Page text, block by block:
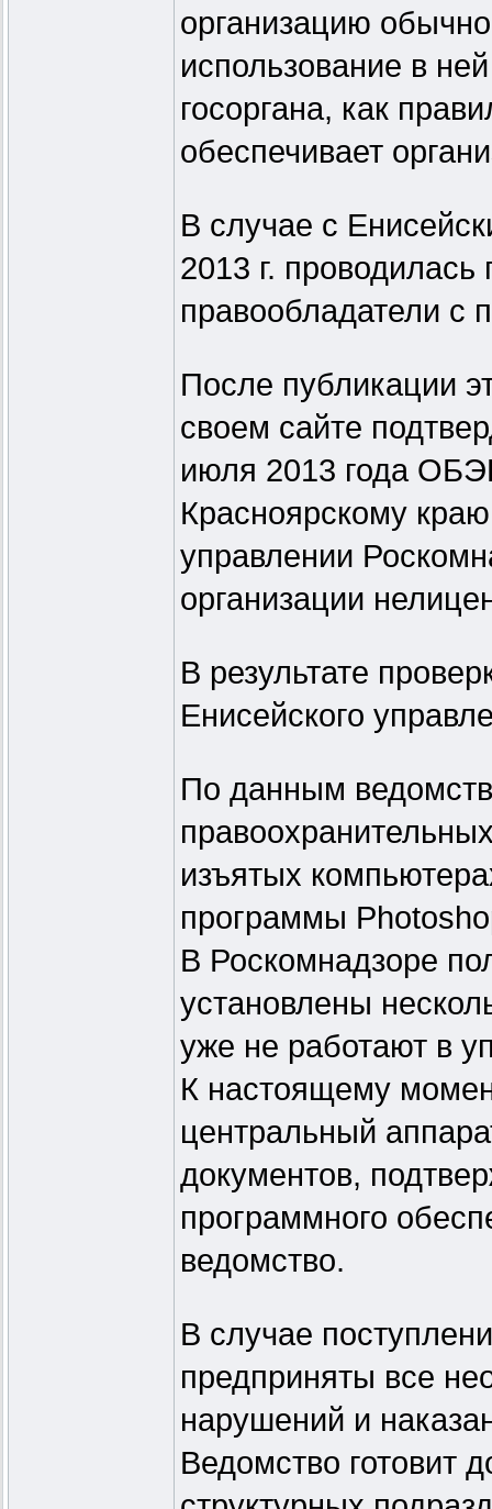
организацию
использование в
госоргана, как
обеспечивает
В случае с
2013 г.
правообладатели с
После публикации
своем сайте
июля 2013 года
Красноярскому
управлении
организации
В результате
Енисейского
По данным
изъятых
программы
В Роскомнадзоре
установлены
уже не работают в
К настоящему
центральный
документов,
программного
ведомство.
В случае
предприняты все
нарушений и
Ведомство готовит